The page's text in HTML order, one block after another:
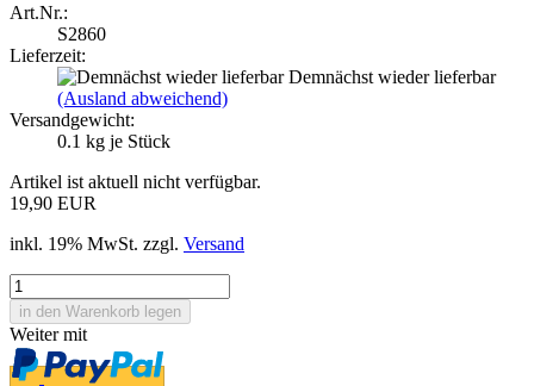
Art.Nr.:
S2860
Lieferzeit:
Demnächst wieder lieferbar
(Ausland abweichend)
Versandgewicht:
0.1 kg je Stück
Artikel ist aktuell nicht verfügbar.
19,90 EUR
inkl. 19% MwSt. zzgl. Versand
Weiter mit